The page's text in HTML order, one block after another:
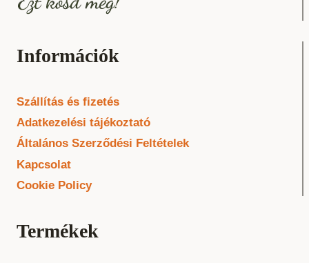
Információk
Szállítás és fizetés
Adatkezelési tájékoztató
Általános Szerződési Feltételek
Kapcsolat
Cookie Policy
Termékek